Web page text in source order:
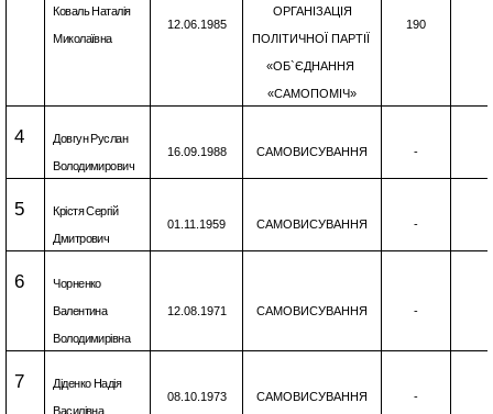
Коваль Наталія
Миколаївна
12.06.1985
ОРГАНІЗАЦІЯ
ПОЛІТИЧНОЇ ПАРТІЇ
«ОБ`ЄДНАННЯ
«САМОПОМІЧ»
190
4 Довгун Руслан
Володимирович
16.09.1988 САМОВИСУВАННЯ -
5 Крістя Сергій
Дмитрович
01.11.1959 САМОВИСУВАННЯ -
6 Чорненко
Валентина
Володимирівна
12.08.1971 САМОВИСУВАННЯ -
7 Діденко Надія
Василівна
08.10.1973 САМОВИСУВАННЯ -